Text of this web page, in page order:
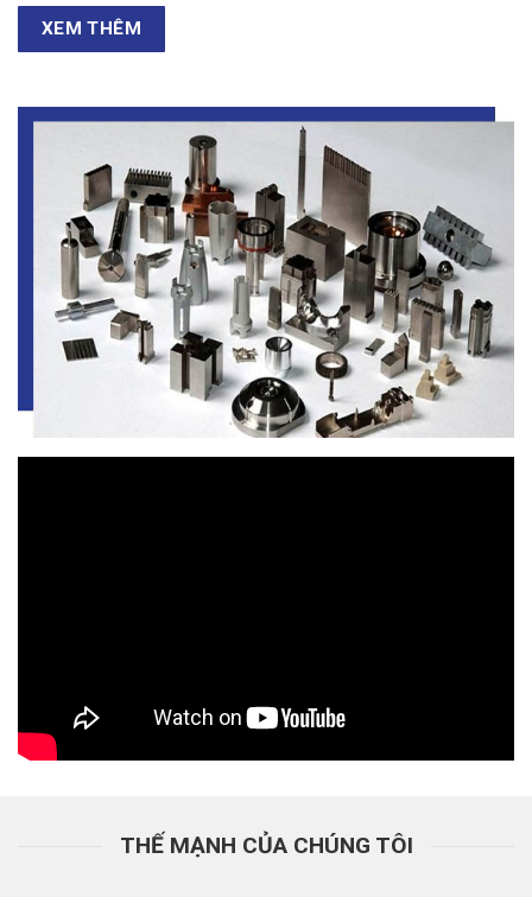
XEM THÊM
THẾ MẠNH CỦA CHÚNG TÔI